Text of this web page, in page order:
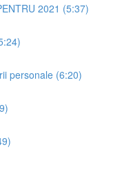
2021 (5:37)
personale (6:20)